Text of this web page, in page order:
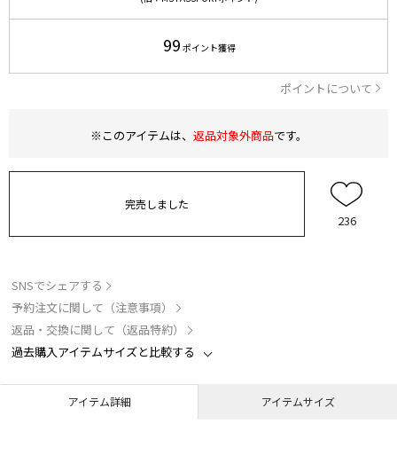
99 ポイント獲得
ポイントについて
※このアイテムは、 返品対象外商品です。
完売しました
236
SNSでシェアする
予約注文に関して（注意事項）
返品・交換に関して（返品特約）
過去購入アイテムサイズと比較する
アイテム詳細 アイテムサイズ